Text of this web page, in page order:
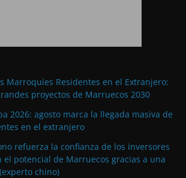
Marroquíes Residentes en el Extranjero:
proyectos de Marruecos 2030
2026: agosto marca la llegada masiva de
en el extranjero
refuerza la confianza de los inversores
el potencial de Marruecos gracias a una
chino)